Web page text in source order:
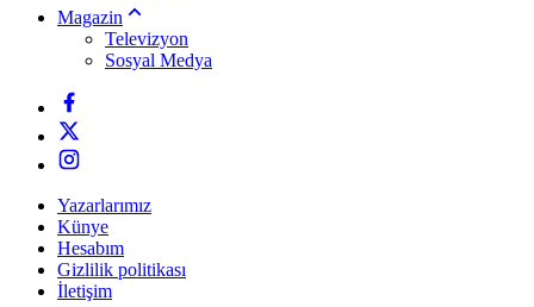
Magazin
Televizyon
Sosyal Medya
Yazarlarımız
Künye
Hesabım
Gizlilik politikası
İletişim